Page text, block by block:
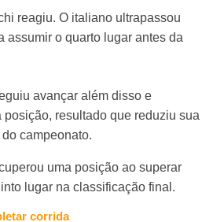
reagiu. O italiano ultrapassou
assumir o quarto lugar antes da
avançar além disso e
resultado que reduziu sua
campeonato.
uma posição ao superar
lugar na classificação final.
corrida